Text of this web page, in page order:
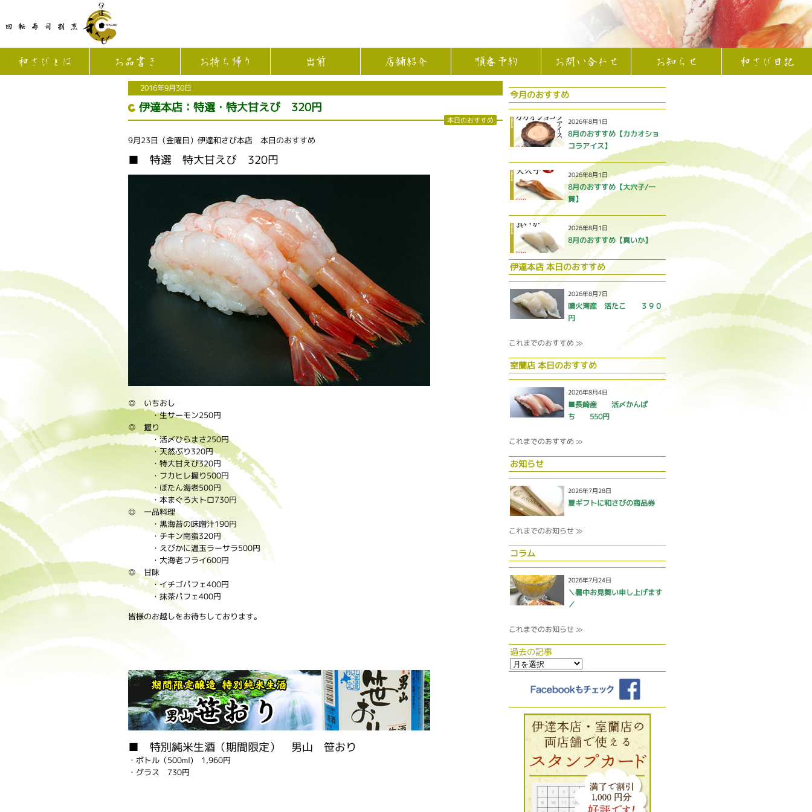
和さびとは お品書き お持ち帰り 出前 店舗紹介 順番予約 お問い合わせ お知らせ 和さび日記
2016年9月30日
伊達本店：特選・特大甘えび 320円
本日のおすすめ
9月23日（金曜日）伊達和さび本店 本日のおすすめ
■ 特選 特大甘えび 320円
◎ いちおし
・生サーモン250円
◎ 握り
・活〆ひらまさ250円
・天然ぶり320円
・特大甘えび320円
・フカヒレ握り500円
・ぼたん海老500円
・本まぐろ大トロ730円
◎ 一品料理
・黒海苔の味噌汁190円
・チキン南蛮320円
・えびかに温玉ラーサラ500円
・大海老フライ600円
◎ 甘味
・イチゴパフェ400円
・抹茶パフェ400円
皆様のお越しをお待ちしております。
■ 特別純米生酒（期間限定） 男山 笹おり
・ボトル（500ml) 1,960円
・グラス 730円
今月のおすすめ
2026年8月1日
8月のおすすめ【カカオショ
コラアイス】
2026年8月1日
8月のおすすめ【大穴子/一
貫】
2026年8月1日
8月のおすすめ【真いか】
伊達本店 本日のおすすめ
2026年8月7日
噴火湾産 活たこ ３９０
円
これまでのおすすめ ≫
室蘭店 本日のおすすめ
2026年8月4日
■長崎産 活〆かんぱ
ち 550円
これまでのおすすめ ≫
お知らせ
2026年7月28日
夏ギフトに和さびの商品券
これまでのお知らせ ≫
コラム
2026年7月24日
＼暑中お見舞い申し上げます
／
これまでのお知らせ ≫
過去の記事